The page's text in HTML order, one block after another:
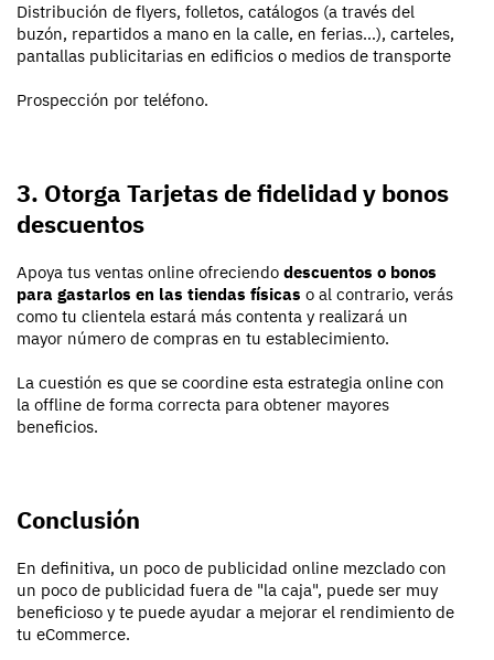
Distribución de flyers, folletos, catálogos (a través del
buzón, repartidos a mano en la calle, en ferias…), carteles,
pantallas publicitarias en edificios o medios de transporte
Prospección por teléfono.
3. Otorga Tarjetas de fidelidad y bonos
descuentos
Apoya tus ventas online ofreciendo descuentos o bonos
para gastarlos en las tiendas físicas o al contrario, verás
como tu clientela estará más contenta y realizará un
mayor número de compras en tu establecimiento.
La cuestión es que se coordine esta estrategia online con
la offline de forma correcta para obtener mayores
beneficios.
Conclusión
En definitiva, un poco de publicidad online mezclado con
un poco de publicidad fuera de "la caja", puede ser muy
beneficioso y te puede ayudar a mejorar el rendimiento de
tu eCommerce.